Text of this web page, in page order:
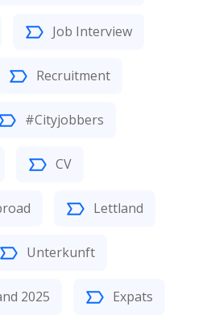
Job Interview
Recruitment
#Cityjobbers
CV
Lettland
Unterkunft
2025 Expats